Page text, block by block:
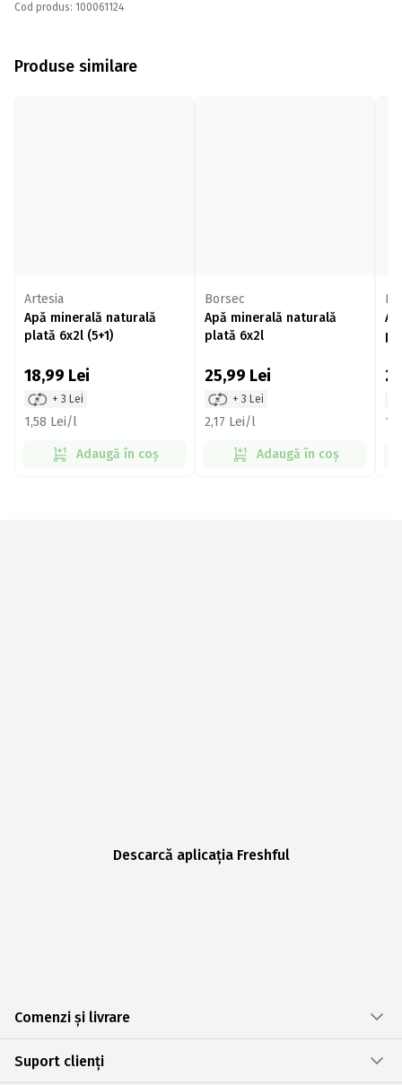
Cod produs: 100061124
Produse similare
Artesia
Apă minerală naturală
plată 6x2l (5+1)
18,99 Lei
+ 3 Lei
1,58 Lei/l
Adaugă în coș
Borsec
Apă minerală naturală
plată 6x2l
25,99 Lei
+ 3 Lei
2,17 Lei/l
Adaugă în coș
Descarcă aplicația Freshful
Comenzi și livrare
Suport clienți